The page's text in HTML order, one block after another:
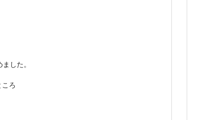
した。
ろ